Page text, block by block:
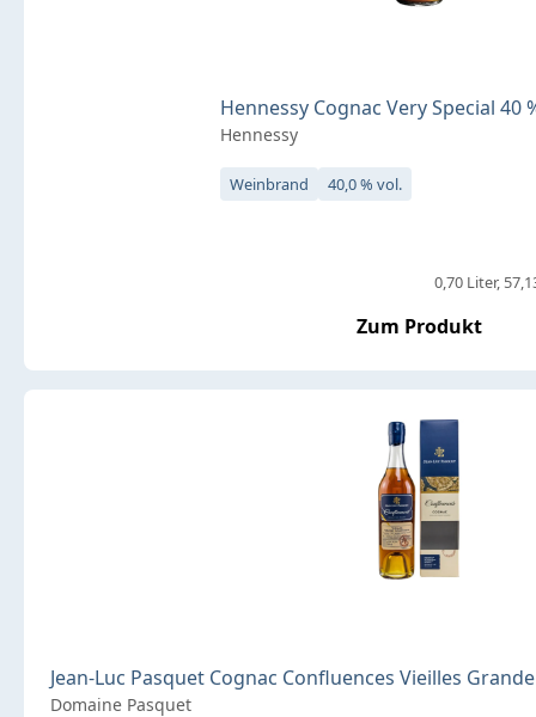
Hennessy Cognac Very Special 40
Hennessy
Weinbrand 40,0 % vol.
0,70 Liter
Zum Produkt
Jean-Luc Pasquet Cognac Confluences Vieilles
Domaine Pasquet